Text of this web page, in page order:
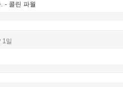
- 콜린 파월
1일